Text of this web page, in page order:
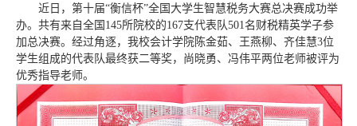
近日，第十届“衡信杯”全国大学生智慧税务大赛总决赛成功举
办。共有来自全国145所院校的167支代表队501名财税精英学子参
加总决赛。经过角逐，我校会计学院陈金茹、王燕柳、齐佳慧3位
学生组成的代表队最终获二等奖，尚晓勇、冯伟平两位老师被评为
优秀指导老师。